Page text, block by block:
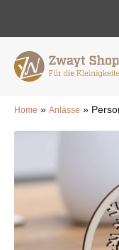
Home » Anlässe »